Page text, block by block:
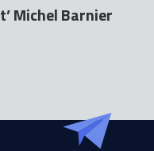
Michel Barnier